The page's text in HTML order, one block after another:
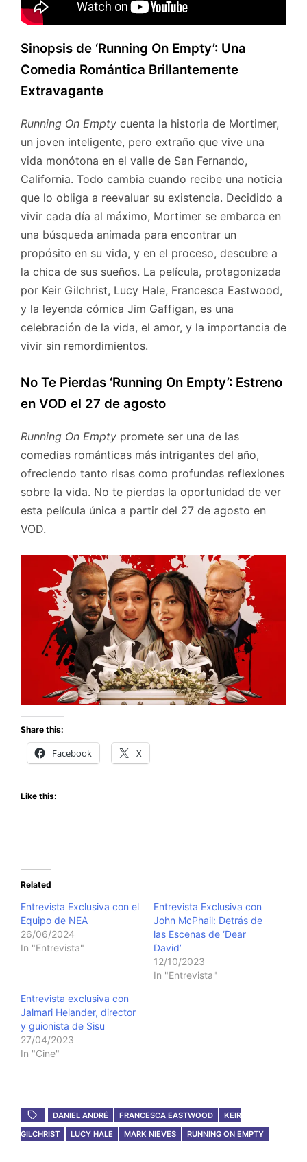
Sinopsis de ‘Running On Empty’: Una
Comedia Romántica Brillantemente
Extravagante
Running On Empty cuenta la historia de Mortimer,
un joven inteligente, pero extraño que vive una
vida monótona en el valle de San Fernando,
California. Todo cambia cuando recibe una noticia
que lo obliga a reevaluar su existencia. Decidido a
vivir cada día al máximo, Mortimer se embarca en
una búsqueda animada para encontrar un
propósito en su vida, y en el proceso, descubre a
la chica de sus sueños. La película, protagonizada
por Keir Gilchrist, Lucy Hale, Francesca Eastwood,
y la leyenda cómica Jim Gaffigan, es una
celebración de la vida, el amor, y la importancia de
vivir sin remordimientos.
No Te Pierdas ‘Running On Empty’: Estreno
en VOD el 27 de agosto
Running On Empty promete ser una de las
comedias románticas más intrigantes del año,
ofreciendo tanto risas como profundas reflexiones
sobre la vida. No te pierdas la oportunidad de ver
esta película única a partir del 27 de agosto en
VOD.
Share this:
Facebook X
Like this:
Related
Entrevista Exclusiva con el
Equipo de NEA
26/06/2024
In "Entrevista"
Entrevista Exclusiva con
John McPhail: Detrás de
las Escenas de ‘Dear
David’
12/10/2023
In "Entrevista"
Entrevista exclusiva con
Jalmari Helander, director
y guionista de Sisu
27/04/2023
In "Cine"
DANIEL ANDRÉ FRANCESCA EASTWOOD
KEIR
GILCHRIST
LUCY HALE MARK NIEVES RUNNING ON EMPTY